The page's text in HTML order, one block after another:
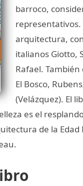
barroco,
arquitectura,
italianos Giotto,
Rafael. También
El Bosco,
(Velázquez). El
es el
de la